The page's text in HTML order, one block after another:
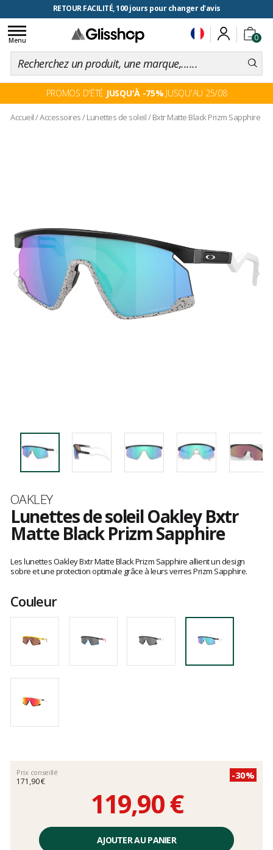
RETOUR FACILITÉ, 100 jours pour changer d'avis
0
Toggle
navigation
Menu
PROMOS D'ÉTÉ JUSQU'À -75% JUSQU'AU 25/08
Accueil/Accessoires/Lunettes de soleil/Bxtr Matte Black Prizm Sapphire
Marque
OAKLEY
Lunettes de soleil Oakley Bxtr
Matte Black Prizm Sapphire
avis
clients
Les lunettes Oakley Bxtr Matte Black Prizm Sapphire allient un design
sobre et une protection optimale grâce à leurs verres Prizm Sapphire.
Couleur
Prix conseillé
171,90 €
-30%
119,90 €
unitaire,
AJOUTER AU PANIER